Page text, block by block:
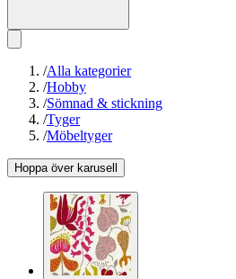
/Alla kategorier
/Hobby
/Sömnad & stickning
/Tyger
/Möbeltyger
Hoppa över karusell